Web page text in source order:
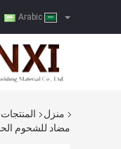
منزل المنتجات